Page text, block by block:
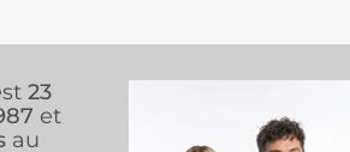
23
et
au